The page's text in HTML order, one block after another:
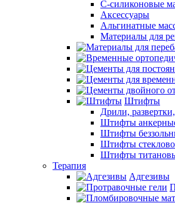
С-силиконовые
Аксессуары
Альгинатные
Материалы для
Штифты
Дрили,
Штифты
Штифты
Штифты
Штифты
Терапия
Адгезивы